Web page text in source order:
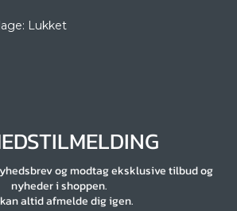
Lukket
og modtag eksklusive tilbud og
nyheder i shoppen.
altid afmelde dig igen.